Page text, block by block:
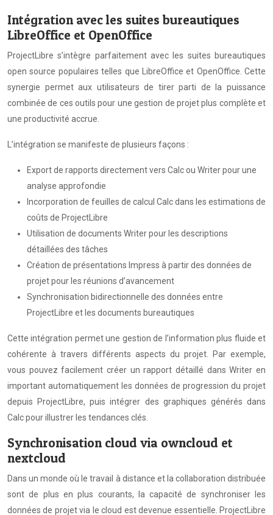
Intégration avec les suites bureautiques
LibreOffice et OpenOffice
ProjectLibre s’intègre parfaitement avec les suites bureautiques
open source populaires telles que LibreOffice et OpenOffice. Cette
synergie permet aux utilisateurs de tirer parti de la puissance
combinée de ces outils pour une gestion de projet plus complète et
une productivité accrue.
L’intégration se manifeste de plusieurs façons :
Export de rapports directement vers Calc ou Writer pour une
analyse approfondie
Incorporation de feuilles de calcul Calc dans les estimations de
coûts de ProjectLibre
Utilisation de documents Writer pour les descriptions
détaillées des tâches
Création de présentations Impress à partir des données de
projet pour les réunions d’avancement
Synchronisation bidirectionnelle des données entre
ProjectLibre et les documents bureautiques
Cette intégration permet une gestion de l’information plus fluide et
cohérente à travers différents aspects du projet. Par exemple,
vous pouvez facilement créer un rapport détaillé dans Writer en
important automatiquement les données de progression du projet
depuis ProjectLibre, puis intégrer des graphiques générés dans
Calc pour illustrer les tendances clés.
Synchronisation cloud via owncloud et
nextcloud
Dans un monde où le travail à distance et la collaboration distribuée
sont de plus en plus courants, la capacité de synchroniser les
données de projet via le cloud est devenue essentielle. ProjectLibre